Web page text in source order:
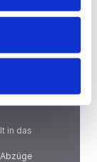
in das